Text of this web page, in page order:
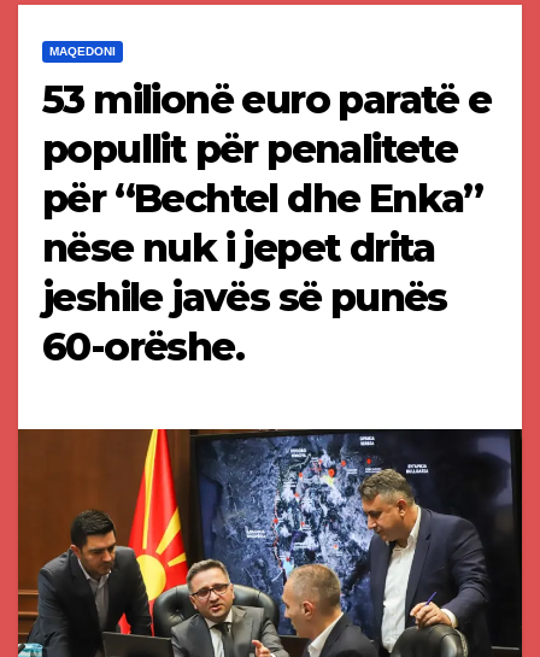
MAQEDONI
53 milionë euro paratë e
popullit për penalitete
për “Bechtel dhe Enka”
nëse nuk i jepet drita
jeshile javës së punës
60-orëshe.